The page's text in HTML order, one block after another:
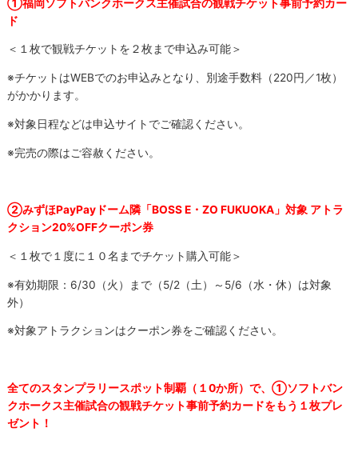
①福岡ソフトバンクホークス主催試合の観戦チケット事前予約カー
ド
＜１枚で観戦チケットを２枚まで申込み可能＞
※チケットはWEBでのお申込みとなり、別途手数料（220円／1枚）
がかかります。
※対象日程などは申込サイトでご確認ください。
※完売の際はご容赦ください。
②みずほPayPayドーム隣「BOSS E・ZO FUKUOKA」対象 アトラ
クション20%OFFクーポン券
＜１枚で１度に１０名までチケット購入可能＞
※有効期限：6/30（火）まで（5/2（土）～5/6（水・休）は対象
外）
※対象アトラクションはクーポン券をご確認ください。
全てのスタンプラリースポット制覇（１0か所）で、①ソフトバン
クホークス主催試合の観戦チケット事前予約カードをもう１枚プレ
ゼント！